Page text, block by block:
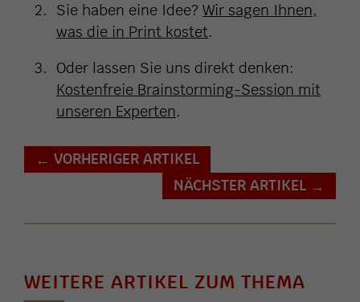
Sie haben eine Idee? Wir sagen Ihnen,
was die in Print kostet.
Oder lassen Sie uns direkt denken:
Kostenfreie Brainstorming-Session mit
unseren Experten.
← VORHERIGER ARTIKEL
NÄCHSTER ARTIKEL →
WEITERE ARTIKEL ZUM THEMA